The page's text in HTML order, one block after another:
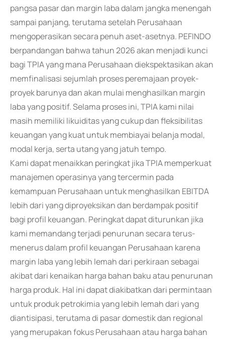
pangsa pasar dan margin laba dalam jangka menengah
sampai panjang, terutama setelah Perusahaan
mengoperasikan secara penuh aset-asetnya. PEFINDO
berpandangan bahwa tahun 2026 akan menjadi kunci
bagi TPIA yang mana Perusahaan diekspektasikan akan
memfinalisasi sejumlah proses peremajaan proyek-
proyek barunya dan akan mulai menghasilkan margin
laba yang positif. Selama proses ini, TPIA kami nilai
masih memiliki likuiditas yang cukup dan fleksibilitas
keuangan yang kuat untuk membiayai belanja modal,
modal kerja, serta utang yang jatuh tempo.
Kami dapat menaikkan peringkat jika TPIA memperkuat
manajemen operasinya yang tercermin pada
kemampuan Perusahaan untuk menghasilkan EBITDA
lebih dari yang diproyeksikan dan berdampak positif
bagi profil keuangan. Peringkat dapat diturunkan jika
kami memandang terjadi penurunan secara terus-
menerus dalam profil keuangan Perusahaan karena
margin laba yang lebih lemah dari perkiraan sebagai
akibat dari kenaikan harga bahan baku atau penurunan
harga produk. Hal ini dapat diakibatkan dari permintaan
untuk produk petrokimia yang lebih lemah dari yang
diantisipasi, terutama di pasar domestik dan regional
yang merupakan fokus Perusahaan atau harga bahan